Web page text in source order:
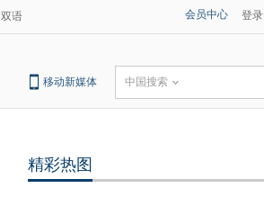
双语 会员中心 登录
移动新媒体 中国搜索
精彩热图